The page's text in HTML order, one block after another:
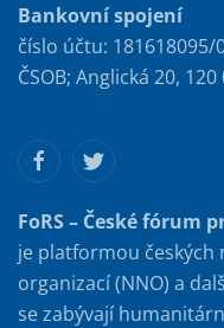
Bankovní spojení
číslo účtu: 181618095/
ČSOB; Anglická 20,
FoRS – České fórum
je platformou českých
organizací (NNO) a
se zabývají